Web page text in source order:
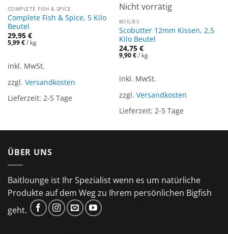
COMPLETE FISH & SPICE
Complete Fish & Spice, 5 Kilo
Beutel
29,95 €
5,99€/ kg
inkl. MwSt.
zzgl. Versandkosten
Lieferzeit: 2-5 Tage
Nicht vorrätig
BOILIES
Scobutter 12mm Kissen, 2,5
Kilo Beutel
24,75 €
9,90€/ kg
inkl. MwSt.
zzgl. Versandkosten
Lieferzeit: 2-5 Tage
ÜBER UNS
Baitlounge ist Ihr Spezialist wenn es um natürliche
Produkte auf dem Weg zu Ihrem persönlichen Bigfish
geht.